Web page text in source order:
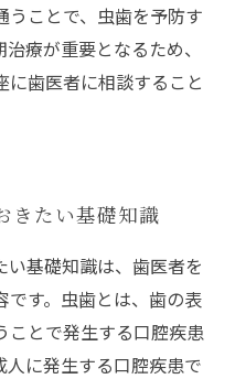
うことで、虫歯を予防す
療が重要となるため、
歯医者に相談すること
きたい基礎知識
基礎知識は、歯医者を
です。虫歯とは、歯の表
ことで発生する口腔疾患
に発生する口腔疾患で